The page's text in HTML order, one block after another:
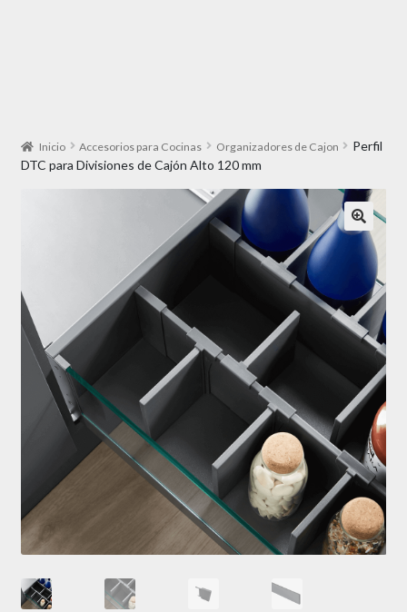
Inicio Accesorios para Cocinas Organizadores de Cajon
Perfil
DTC para Divisiones de Cajón Alto 120 mm
🔍